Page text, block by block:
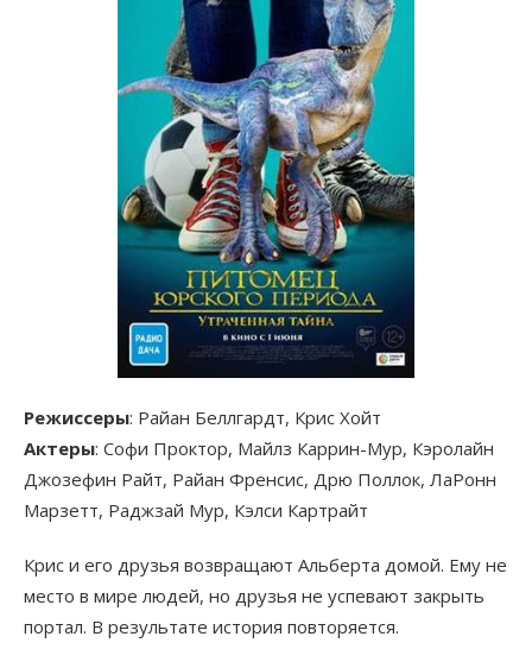
Режиссеры: Райан Беллгардт, Крис Хойт
Актеры: Софи Проктор, Майлз Каррин-Мур, Кэролайн
Джозефин Райт, Райан Френсис, Дрю Поллок, ЛаРонн
Марзетт, Раджзай Мур, Кэлси Картрайт
Крис и его друзья возвращают Альберта домой. Ему не
место в мире людей, но друзья не успевают закрыть
портал. В результате история повторяется.